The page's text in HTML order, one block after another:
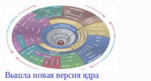
Вышла новая версия ядра